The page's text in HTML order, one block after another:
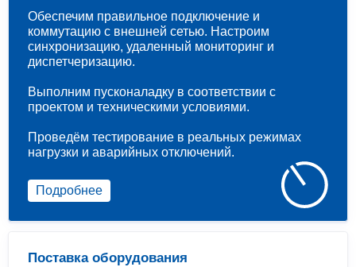
Поставка оборудования
Обеспечим правильное подключение и
коммутацию с внешней сетью. Настроим
синхронизацию, удаленный мониторинг и
диспетчеризацию.
Выполним пусконаладку в соответствии с
проектом и техническими условиями.
Проведём тестирование в реальных режимах
нагрузки и аварийных отключений.
Подробнее